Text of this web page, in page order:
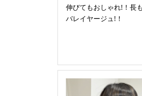
伸びてもおしゃれ!！長
バレイヤージュ!！